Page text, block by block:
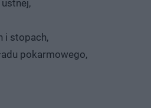
i stopach,
pokarmowego,